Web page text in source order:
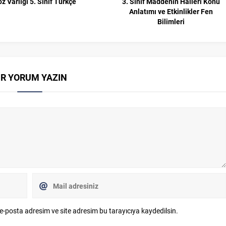
Anlatımı ve Etkinlikler Fen
Bilimleri
YORUM YAZIN
posta adresim ve site adresim bu tarayıcıya kaydedilsin.